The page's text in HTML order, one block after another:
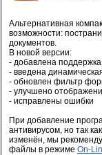
Альтернативная
возможности:
документов.
В новой версии:
- добавлена
- введена
- обновлен фильтр
- улучшено
- исправлены ошибки
При добавление
антивирусом, но так
изменён, мы
файлы в режиме On-